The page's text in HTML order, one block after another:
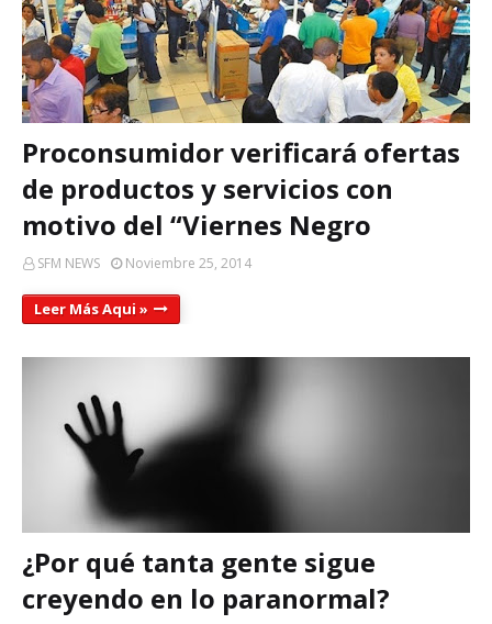
Proconsumidor verificará ofertas
de productos y servicios con
motivo del “Viernes Negro
SFM NEWS Noviembre 25, 2014
Leer Más Aqui »
¿Por qué tanta gente sigue
creyendo en lo paranormal?